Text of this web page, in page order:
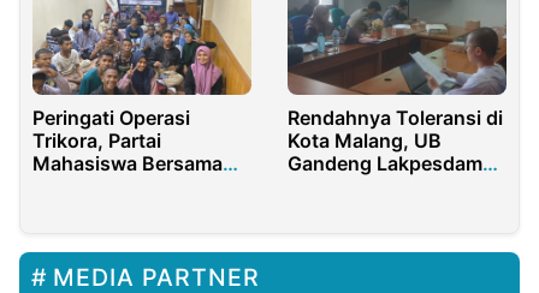
Peringati Operasi
Trikora, Partai
Mahasiswa Bersama
Rendahnya Toleransi di
Kota Malang, UB
Gandeng Lakpesdam
MEDIA PARTNER